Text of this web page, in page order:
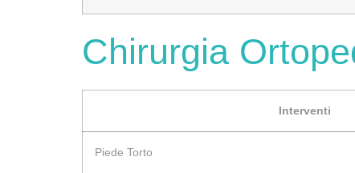
Chirurgia
Interventi
Piede Torto